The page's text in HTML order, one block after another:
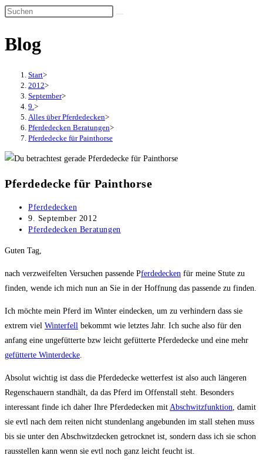
Diese
durchsuchen
Blog
Start>
2012>
September>
9. >
Alles über Pferdedecken>
Pferdedecken Beratungen>
Pferdedecke für Painthorse
Pferdedecke für Painthorse
Beitrags-
Autor:
Pferdedecken
Beitrag
veröffentlicht:
9. September 2012
Beitrags-
Pferdedecken Beratungen
Guten Tag,
nach verzweifelten Versuchen passende Pferdedecken für meine Stute zu
finden, wende ich mich nun an Sie in der Hoffnung das passende zu finden.
Ich möchte mein Pferd im Winter eindecken, um zu verhindern dass sie
extrem viel Winterfell bekommt wie letztes Jahr. Ich suche also für den
anfang eine ungefütterte bzw leicht gefütterte Pferdedecke und eine mehr
gefütterte Winterdecke.
Absolut wichtig ist dass die Pferdedecke wetterfest ist also auch längeren
Regenschauern standhält, da das Pferd im Offenstall steht. Besonders
interessant finde ich daher Ihre Pferdedecken mit Abschwitzfunktion, damit
sie evtl nach dem reiten nicht stundenlang angebunden im stall stehen muss
bis sie unter den Abschwitzdecken getrocknet ist, sondern dass ich sie schon
rausstellen kann wenn sie evtl noch ganz leicht feucht ist.